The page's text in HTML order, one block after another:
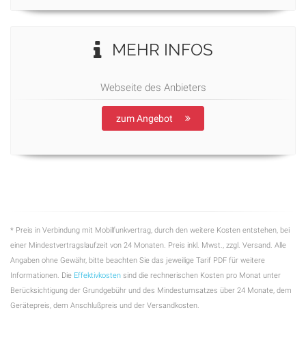
MEHR INFOS
Webseite des Anbieters
zum Angebot
* Preis in Verbindung mit Mobilfunkvertrag, durch den weitere Kosten entstehen, bei
einer Mindestvertragslaufzeit von 24 Monaten. Preis inkl. Mwst., zzgl. Versand. Alle
Angaben ohne Gewähr, bitte beachten Sie das jeweilige Tarif PDF für weitere
Informationen. Die Effektivkosten sind die rechnerischen Kosten pro Monat unter
Berücksichtigung der Grundgebühr und des Mindestumsatzes über 24 Monate, dem
Gerätepreis, dem Anschlußpreis und der Versandkosten.